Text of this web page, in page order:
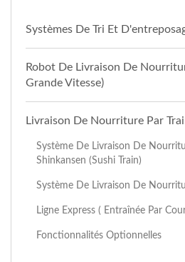
Systèmes De Tri Et
Robot De Livraison De
Grande Vitesse)
Livraison De Nourriture Par
Système De Livraison De
Shinkansen (Sushi Train)
Système De Livraison De
Ligne Express ( Entraînée Par
Fonctionnalités Optionnelles